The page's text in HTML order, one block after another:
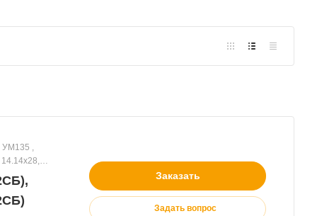
Заказать
Задать вопрос